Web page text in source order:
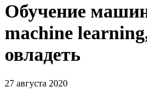
Обучение
machine
овладеть
27 августа 2020